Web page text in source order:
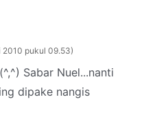
2010 pukul 09.53
Sabar Nuel...nanti
dipake nangis